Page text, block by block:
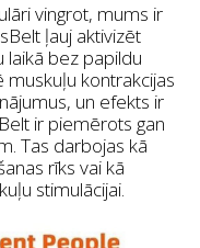
vingrot, mums ir
ļauj aktivizēt
laikā bez papildu
muskuļu kontrakcijas
un efekts ir
ir piemērots gan
Tas darbojas kā
rīks vai kā
stimulācijai.